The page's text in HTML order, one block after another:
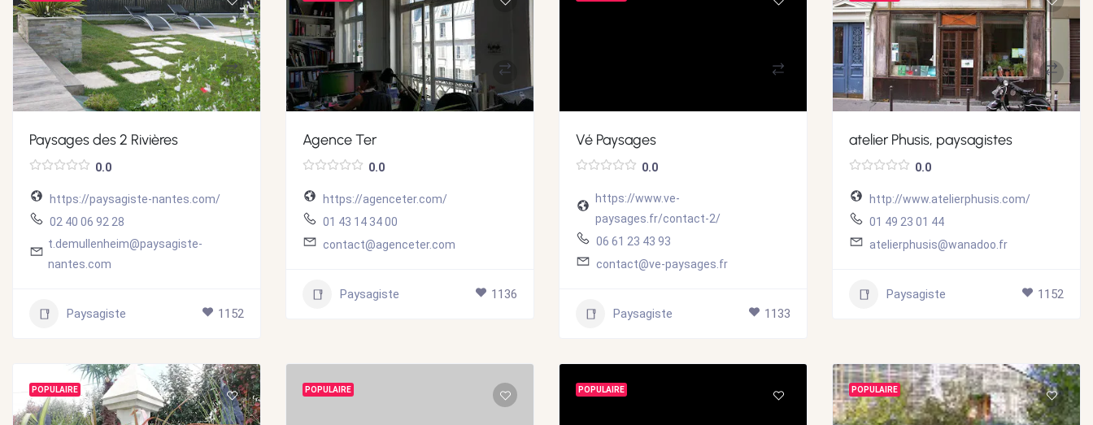
Paysages des 2 Rivières
0.0
https://paysagiste-nantes.com/
02 40 06 92 28
t.demullenheim@paysagiste-
nantes.com
Paysagiste 1152
Agence Ter
0.0
https://agenceter.com/
01 43 14 34 00
contact@agenceter.com
Paysagiste 1136
Vé Paysages
0.0
https://www.ve-
paysages.fr/contact-2/
06 61 23 43 93
contact@ve-paysages.fr
Paysagiste 1133
atelier Phusis, paysagistes
0.0
http://www.atelierphusis.com/
01 49 23 01 44
atelierphusis@wanadoo.fr
Paysagiste 1152
POPULAIRE POPULAIRE POPULAIRE POPULAIRE